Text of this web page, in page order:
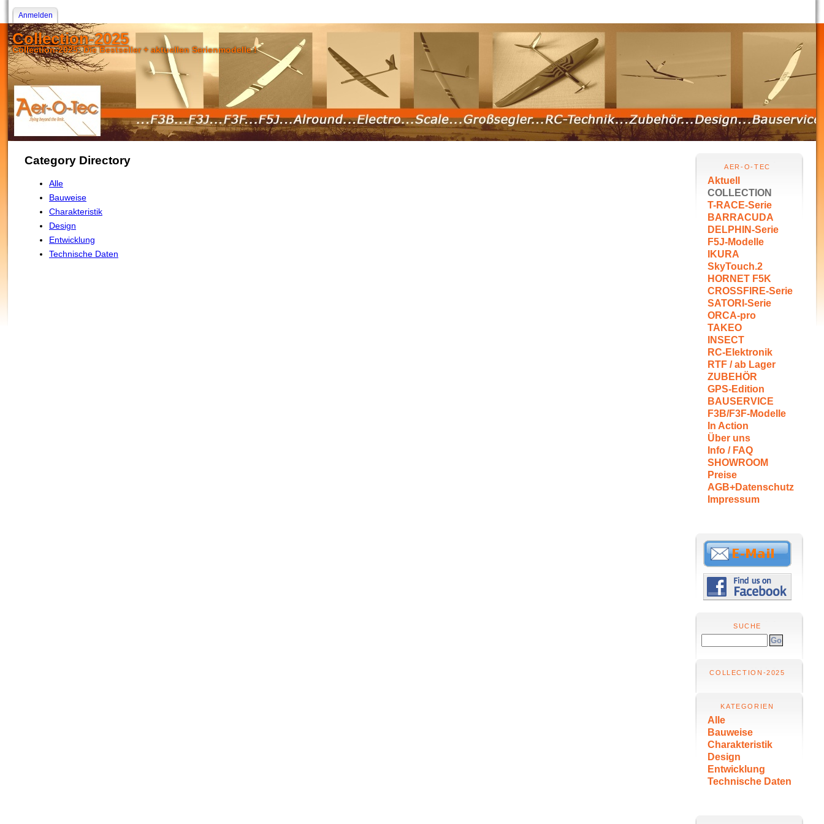
Anmelden
Collection-2025
Collection-2025: Die Bestseller + aktuellen Serienmodelle !
AER-O-TEC
Aktuell
COLLECTION
T-RACE-Serie
BARRACUDA
DELPHIN-Serie
F5J-Modelle
IKURA
SkyTouch.2
HORNET F5K
CROSSFIRE-Serie
SATORI-Serie
ORCA-pro
TAKEO
INSECT
RC-Elektronik
RTF / ab Lager
ZUBEHÖR
GPS-Edition
BAUSERVICE
F3B/F3F-Modelle
In Action
Über uns
Info / FAQ
SHOWROOM
Preise
AGB+Datenschutz
Impressum
SUCHE
COLLECTION-2025
KATEGORIEN
Alle
Bauweise
Charakteristik
Design
Entwicklung
Technische Daten
Category Directory
Alle
Bauweise
Charakteristik
Design
Entwicklung
Technische Daten